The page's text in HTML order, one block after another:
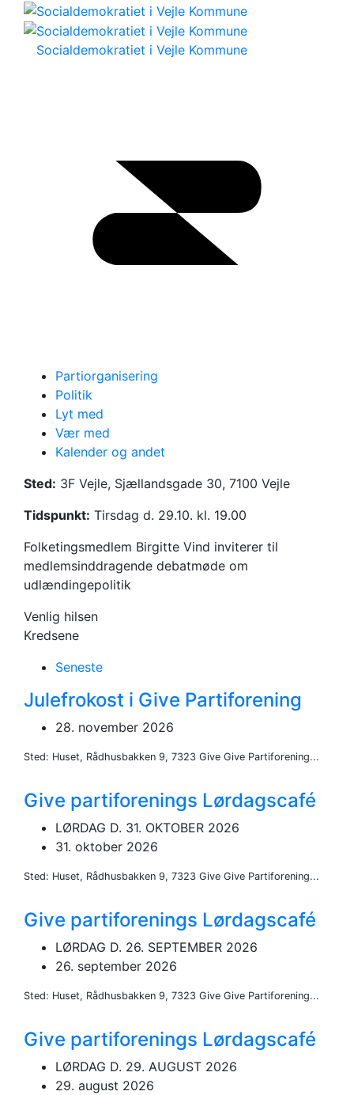
Socialdemokratiet i Vejle Kommune
Partiorganisering
Politik
Lyt med
Vær med
Kalender og andet
Tirsdag d. 29. oktober
Inddragelsesmøde
om
udlændingepolitik
Sted: 3F Vejle, Sjællandsgade 30, 7100 Vejle
Tidspunkt: Tirsdag d. 29.10. kl. 19.00
Folketingsmedlem Birgitte Vind inviterer til
medlemsinddragende debatmøde om
udlændingepolitik
Venlig hilsen
Kredsene
Seneste
Julefrokost i Give Partiforening
28. november 2026
Sted: Huset, Rådhusbakken 9, 7323 Give Give Partiforening...
Give partiforenings Lørdagscafé
LØRDAG D. 31. OKTOBER 2026
31. oktober 2026
Sted: Huset, Rådhusbakken 9, 7323 Give Give Partiforening...
Give partiforenings Lørdagscafé
LØRDAG D. 26. SEPTEMBER 2026
26. september 2026
Sted: Huset, Rådhusbakken 9, 7323 Give Give Partiforening...
Give partiforenings Lørdagscafé
LØRDAG D. 29. AUGUST 2026
29. august 2026